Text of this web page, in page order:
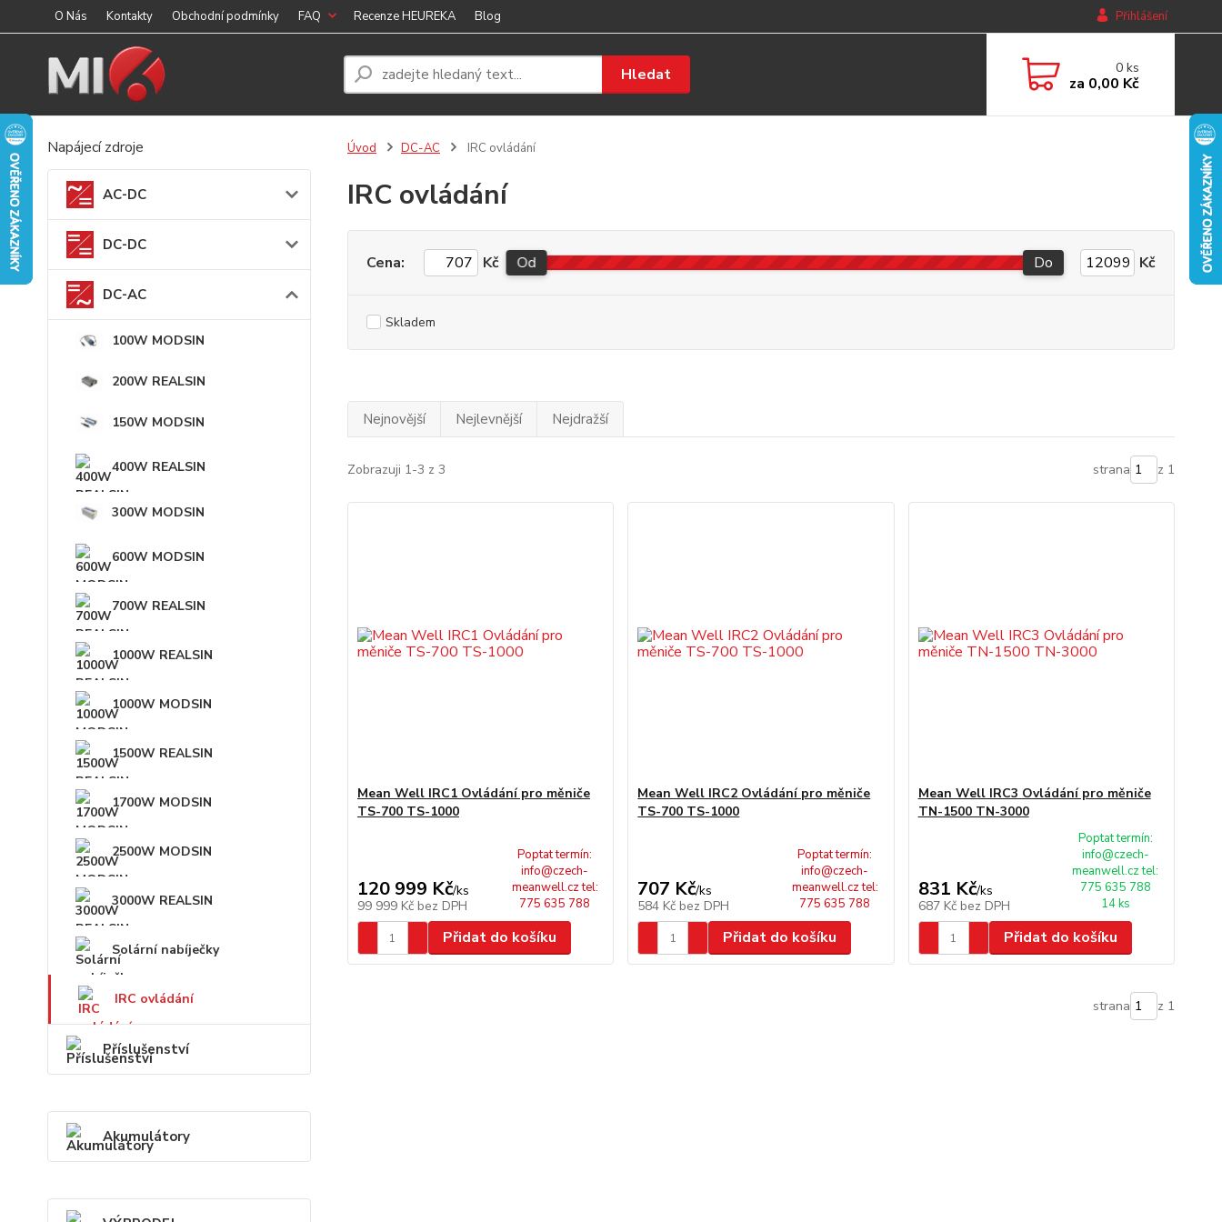
O Nás Kontakty Obchodní podmínky FAQ Recenze HEUREKA Blog Přihlášení
Hledat 0ks
za 0,00 Kč
Napájecí zdroje
AC-DC
DC-DC
DC-AC
100W MODSIN
200W REALSIN
150W MODSIN
400W REALSIN
300W MODSIN
600W MODSIN
700W REALSIN
1000W REALSIN
1000W MODSIN
1500W REALSIN
1700W MODSIN
2500W MODSIN
3000W REALSIN
Solární nabíječky
IRC ovládání
Příslušenství
Akumulátory
Úvod DC-AC IRC ovládání
IRC ovládání
Cena: Kč Od Do Kč
Skladem
Nejnovější Nejlevnější Nejdražší
Zobrazuji 1-3 z 3 strana z 1
Mean Well IRC1 Ovládání pro měniče
TS-700 TS-1000
120 999 Kč/ks
99 999 Kč bez DPH
Poptat termín:
info@czech-
meanwell.cz tel:
775 635 788
Přidat do košíku
Mean Well IRC2 Ovládání pro měniče
TS-700 TS-1000
707 Kč/ks
584 Kč bez DPH
Poptat termín:
info@czech-
meanwell.cz tel:
775 635 788
Přidat do košíku
Mean Well IRC3 Ovládání pro měniče
TN-1500 TN-3000
831 Kč/ks
687 Kč bez DPH
Poptat termín:
info@czech-
meanwell.cz tel:
775 635 788
14 ks
Přidat do košíku
strana z 1